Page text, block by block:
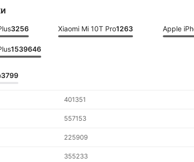
3256 Xiaomi Mi 10T Pro1263 Apple
1539646
3799
401351
557153
225909
355233